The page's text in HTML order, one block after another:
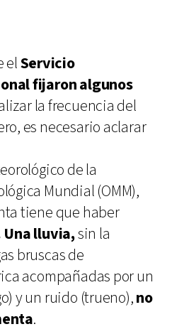
elServicio
fijaron algunos
la frecuencia del
es necesario aclarar
de la
Mundial (OMM),
tiene que haber
lluvia,sin la
bruscas de
acompañadas por un
y un ruido (trueno),no
.